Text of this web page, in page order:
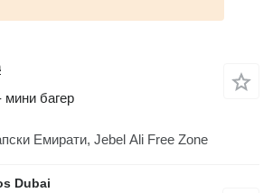
багер
Емирати, Jebel Ali Free Zone
Dubai